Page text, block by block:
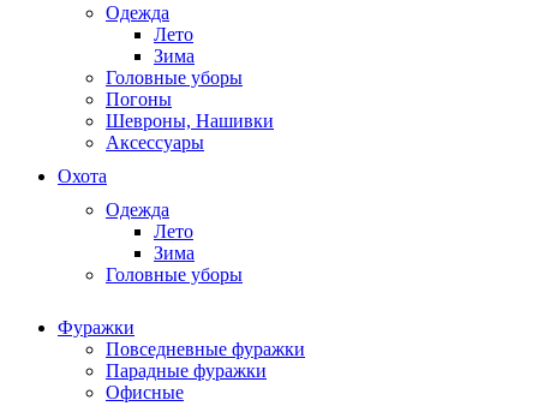
Одежда
Лето
Зима
Головные уборы
Погоны
Шевроны, Нашивки
Аксессуары
Охота
Одежда
Лето
Зима
Головные уборы
Фуражки
Повседневные фуражки
Парадные фуражки
Офисные